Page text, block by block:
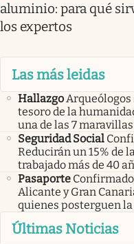
aluminio: para qué
los expertos
Las más leidas
HallazgoArqueólogos
tesoro de la
una de las 7
Seguridad Social
Reducirán un 15% de
trabajado más de 40
Pasaporte
Alicante y Gran
quienes posterguen
Últimas Noticias